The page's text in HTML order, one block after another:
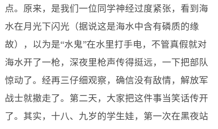
点。原来，是我们一位同学神经过度紧张，看到海
水在月光下闪光（据说这是海水中含有磷质的缘
故），以为是“水鬼”在水里打手电，不管真假就对
海水开了一枪，深夜里枪声传得挺远，一下把部队
惊动了。经再三仔细观察，确信没有敌情，解放军
战士就撤走了。第二天，大家把这件事当笑话传开
了。其实，十八、九岁的学生娃，第一次在黑夜站